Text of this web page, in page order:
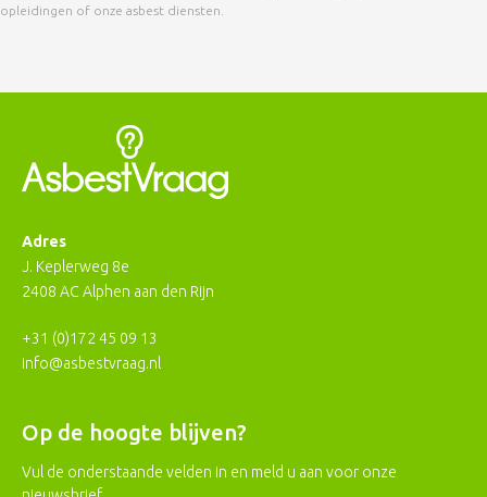
opleidingen of onze asbest diensten.
Adres
J. Keplerweg 8e
2408 AC Alphen aan den Rijn
+31 (0)172 45 09 13
info@asbestvraag.nl
Op de hoogte blijven?
Vul de onderstaande velden in en meld u aan voor onze